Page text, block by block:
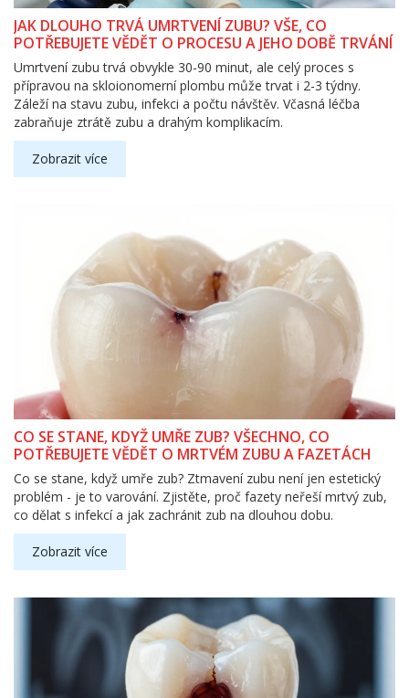
JAK DLOUHO TRVÁ UMRTVENÍ ZUBU? VŠE, CO
POTŘEBUJETE VĚDĚT O PROCESU A JEHO DOBĚ TRVÁNÍ
Umrtvení zubu trvá obvykle 30-90 minut, ale celý proces s
přípravou na skloionomerní plombu může trvat i 2-3 týdny.
Záleží na stavu zubu, infekci a počtu návštěv. Včasná léčba
zabraňuje ztrátě zubu a drahým komplikacím.
Zobrazit více
CO SE STANE, KDYŽ UMŘE ZUB? VŠECHNO, CO
POTŘEBUJETE VĚDĚT O MRTVÉM ZUBU A FAZETÁCH
Co se stane, když umře zub? Ztmavení zubu není jen estetický
problém - je to varování. Zjistěte, proč fazety neřeší mrtvý zub,
co dělat s infekcí a jak zachránit zub na dlouhou dobu.
Zobrazit více